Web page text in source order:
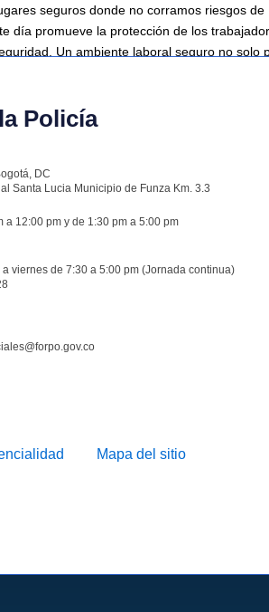
seguros donde no corramos riesgos de
día promueve la protección de los
Un ambiente laboral seguro no solo
Policía
DC
Santa Lucia Municipio de Funza Km. 3.3
a 12:00 pm y de 1:30 pm a 5:00 pm
a viernes de 7:30 a 5:00 pm (Jornada continua)
Mapa del sitio